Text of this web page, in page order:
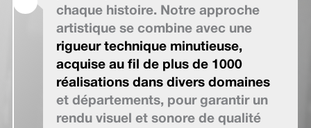
chaque histoire. Notre approche
artistique se combine avec une
rigueur technique minutieuse,
acquise au fil de plus de 1000
réalisations dans divers domaines
et départements, pour garantir un
rendu visuel et sonore de qualité